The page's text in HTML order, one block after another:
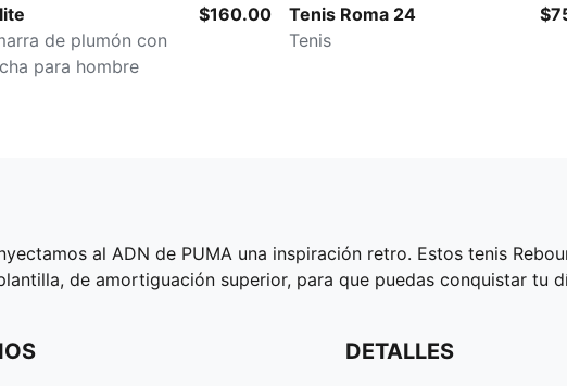
de plumón con
para hombre
$160.00
Tenis Roma 24
Tenis
al ADN de PUMA una inspiración retro. Estos tenis
de amortiguación superior, para que puedas conquistar tu
DETALLES